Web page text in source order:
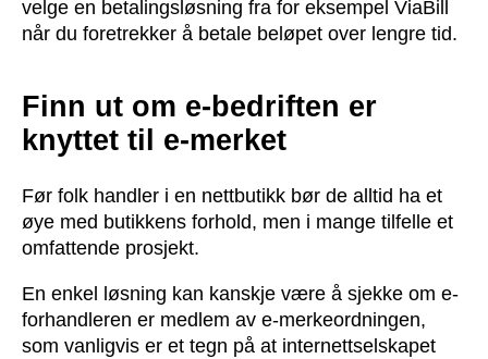
velge en betalingsløsning fra for eksempel ViaBill
når du foretrekker å betale beløpet over lengre tid.
Finn ut om e-bedriften er
knyttet til e-merket
Før folk handler i en nettbutikk bør de alltid ha et
øye med butikkens forhold, men i mange tilfelle et
omfattende prosjekt.
En enkel løsning kan kanskje være å sjekke om e-
forhandleren er medlem av e-merkeordningen,
som vanligvis er et tegn på at internettselskapet